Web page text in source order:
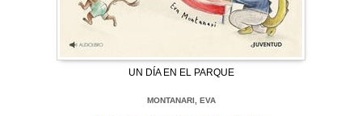
UN DÍA EN EL PARQUE
MONTANARI, EVA